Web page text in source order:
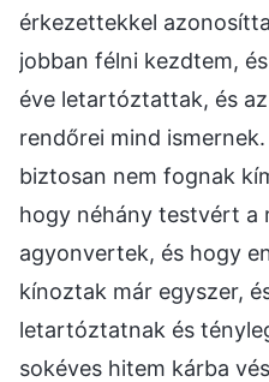
érkezettekkel
jobban félni kezdtem,
éve letartóztattak, és
rendőrei mind
biztosan nem fognak
hogy néhány testvért a
agyonvertek, és hogy
kínoztak már egyszer,
letartóztatnak és
sokéves hitem kárba